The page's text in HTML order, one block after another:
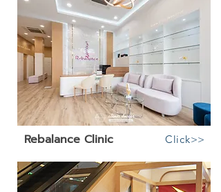
Rebalance Clinic Click>>